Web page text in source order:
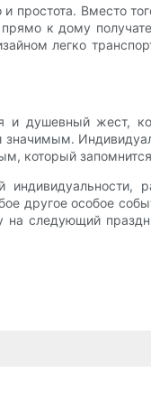
простота. Вместо
к дому
легко
душевный жест,
значимым.
который
другое особое
на следующий